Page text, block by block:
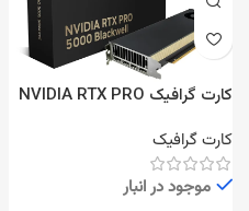
کارت گرافیک NVIDIA RTX PRO
کارت گرافیک
موجود در انبار